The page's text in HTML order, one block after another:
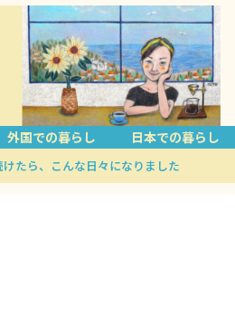
外国での暮らし 日本での暮らし
たら、こんな日々になりました